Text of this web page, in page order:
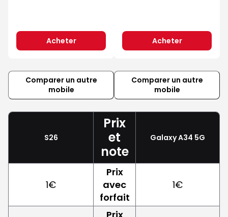
Acheter Acheter
Comparer un autre
mobile
Comparer un autre
mobile
S26
Prix
et
note
Galaxy A34 5G
1€
Prix
avec
forfait
1€